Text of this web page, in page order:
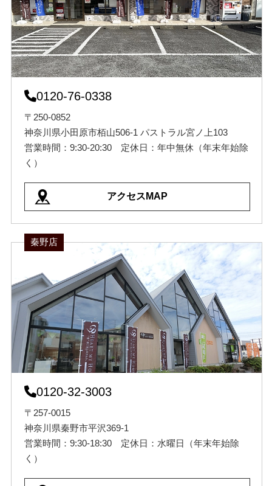
0120-76-0338
〒250-0852
神奈川県小田原市栢山506-1 パストラル宮ノ上103
営業時間：9:30-20:30 定休日：年中無休（年末年始除
く）
アクセスMAP
秦野店
0120-32-3003
〒257-0015
神奈川県秦野市平沢369-1
営業時間：9:30-18:30 定休日：水曜日（年末年始除
く）